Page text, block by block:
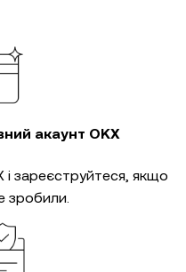
акаунт OKX
зареєструйтеся, якщо
зробили.